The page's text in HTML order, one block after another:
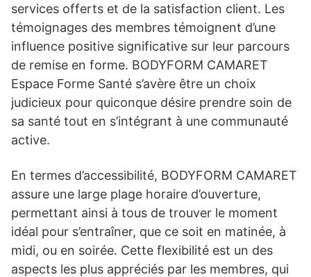
services offerts et de la satisfaction client. Les
témoignages des membres témoignent d’une
influence positive significative sur leur parcours
de remise en forme. BODYFORM CAMARET
Espace Forme Santé s’avère être un choix
judicieux pour quiconque désire prendre soin de
sa santé tout en s’intégrant à une communauté
active.
En termes d’accessibilité, BODYFORM CAMARET
assure une large plage horaire d’ouverture,
permettant ainsi à tous de trouver le moment
idéal pour s’entraîner, que ce soit en matinée, à
midi, ou en soirée. Cette flexibilité est un des
aspects les plus appréciés par les membres, qui